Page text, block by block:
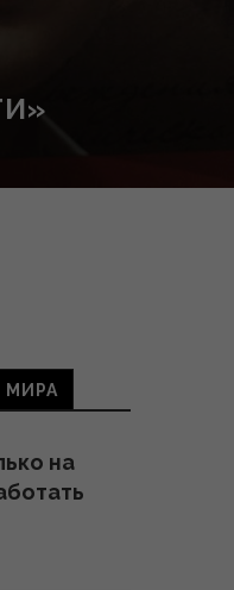
МИРА
на